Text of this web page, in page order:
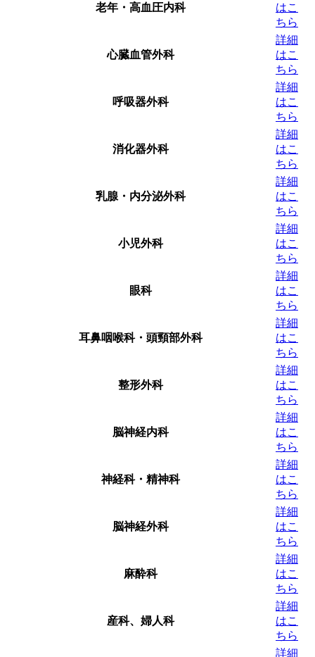
老年・高血圧内科
はこ
ちら
心臓血管外科
詳細
はこ
ちら
呼吸器外科
詳細
はこ
ちら
消化器外科
詳細
はこ
ちら
乳腺・内分泌外科
詳細
はこ
ちら
小児外科
詳細
はこ
ちら
眼科
詳細
はこ
ちら
耳鼻咽喉科・頭頸部外科
詳細
はこ
ちら
整形外科
詳細
はこ
ちら
脳神経内科
詳細
はこ
ちら
神経科・精神科
詳細
はこ
ちら
脳神経外科
詳細
はこ
ちら
麻酔科
詳細
はこ
ちら
産科、婦人科
詳細
はこ
ちら
詳細